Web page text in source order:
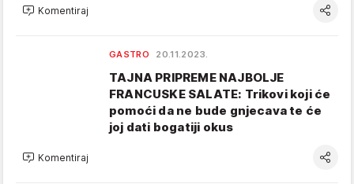
Komentiraj
GASTRO 20.11.2023.
TAJNA PRIPREME NAJBOLJE
FRANCUSKE SALATE: Trikovi koji će
pomoći da ne bude gnjecava te će
joj dati bogatiji okus
Komentiraj